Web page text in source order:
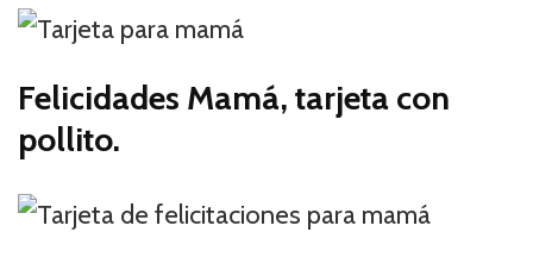
Felicidades Mamá, tarjeta con
pollito.